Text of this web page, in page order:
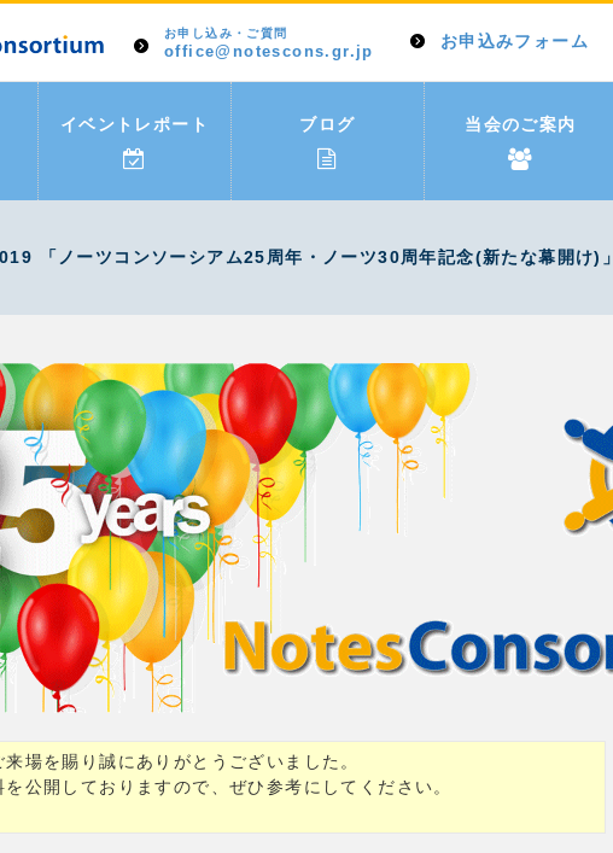
お申し込み・ご質問
office@notescons.gr.jp
お申込みフォーム
イベントレポート ブログ 当会のご案内
「ノーツコンソーシアム25周年・ノーツ30周年記念(新たな幕開け)」
場を賜り誠にありがとうございました。
公開しておりますので、ぜひ参考にしてください。